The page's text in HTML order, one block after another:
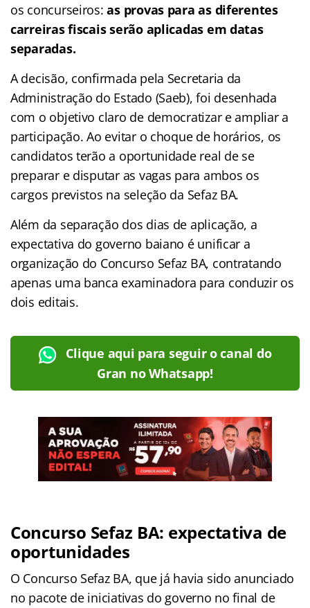
os concurseiros:as provas para as diferentes
carreiras fiscais serão aplicadas em datas
separadas.
A decisão, confirmada pela Secretaria da
Administração do Estado (Saeb), foi desenhada
com o objetivo claro de democratizar e ampliar a
participação. Ao evitar o choque de horários, os
candidatos terão a oportunidade real de se
preparar e disputar as vagas para ambos os
cargos previstos na seleção da Sefaz BA.
Além da separação dos dias de aplicação, a
expectativa do governo baiano é unificar a
organização do Concurso Sefaz BA, contratando
apenas uma banca examinadora para conduzir os
dois editais.
Clique aqui para seguir o canal do
Gran no Whatsapp!
Concurso Sefaz BA: expectativa de
oportunidades
O Concurso Sefaz BA, que já havia sido anunciado
no pacote de iniciativas do governo no final de